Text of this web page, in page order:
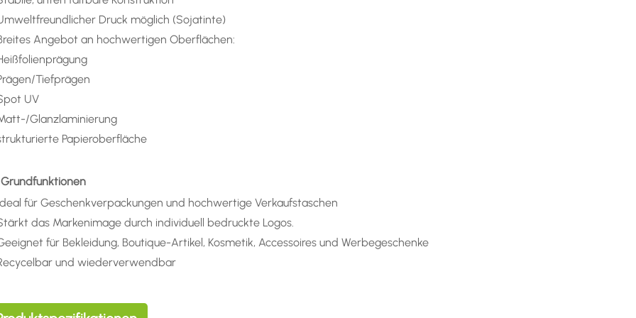
Druck möglich (Sojatinte)
Angebot an hochwertigen Oberflächen:
Tiefprägen
UV
Glanzlaminierung
Papieroberfläche
für Geschenkverpackungen und hochwertige Verkaufstaschen
das Markenimage durch individuell bedruckte Logos.
für Bekleidung, Boutique-Artikel, Kosmetik, Accessoires und Werbegeschenke
und wiederverwendbar